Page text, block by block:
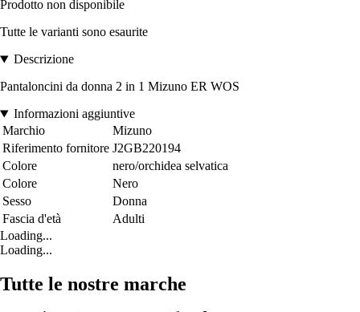
Prodotto non disponibile
Tutte le varianti sono esaurite
Descrizione
Pantaloncini da donna 2 in 1 Mizuno ER WOS
Informazioni aggiuntive
Marchio
Mizuno
Riferimento fornitore J2GB220194
Colore
nero/orchidea selvatica
Colore
Nero
Sesso
Donna
Fascia d'età
Adulti
Loading...
Loading...
Tutte le nostre marche